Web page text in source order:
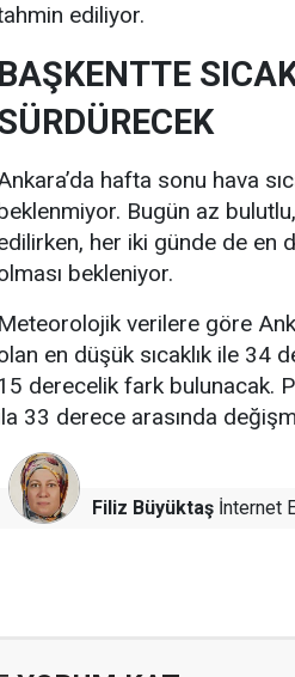
ediliyor.
BAŞKENTTE
hafta sonu hava
Bugün az
her iki günde de en
bekleniyor.
Meteorolojik verilere göre
en düşük sıcaklık ile 34
derecelik fark bulunacak.
33 derece arasında
Filiz Büyüktaş İnternet